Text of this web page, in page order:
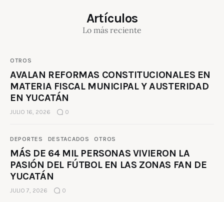
Artículos
Lo más reciente
OTROS
AVALAN REFORMAS CONSTITUCIONALES EN
MATERIA FISCAL MUNICIPAL Y AUSTERIDAD
EN YUCATÁN
JULIO 16, 2026 0
DEPORTES DESTACADOS OTROS
MÁS DE 64 MIL PERSONAS VIVIERON LA
PASIÓN DEL FÚTBOL EN LAS ZONAS FAN DE
YUCATÁN
JULIO 7, 2026 0